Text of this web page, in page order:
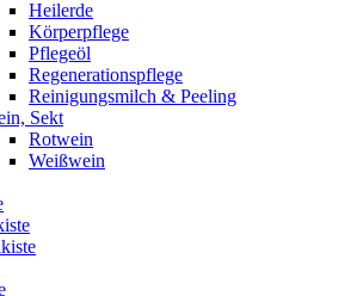
Heilerde
Körperpflege
Pflegeöl
Regenerationspflege
Reinigungsmilch & Peeling
Sekt
Rotwein
Weißwein